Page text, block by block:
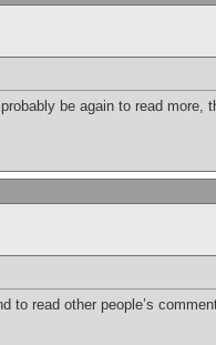
be again to read more,
to read other people’s